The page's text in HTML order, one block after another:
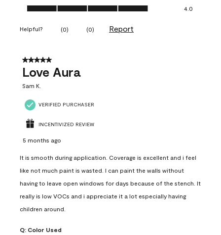
Ease of Application, 4.0 out of 5 4.0
Helpful? (0) (0) Report
5 out of 5 stars.
Love Aura
Sam K.
VERIFIED PURCHASER
INCENTIVIZED REVIEW
5 months ago
It is smooth during application. Coverage is excellent and i feel
like not much paint is wasted. I can paint the walls without
having to leave open windows for days because of the stench. It
really is low VOCs and i appreciate it a lot especially having
children around.
Q: Color Used